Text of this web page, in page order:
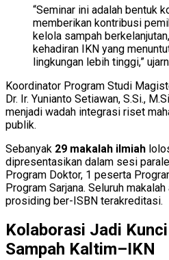
“Seminar ini adalah bentuk
memberikan kontribusi
kelola sampah
kehadiran IKN yang
lingkungan lebih tinggi,”
Koordinator Program Studi
Dr. Ir. Yunianto Setiawan, S.Si.,
menjadi wadah integrasi riset
publik.
Sebanyak 29 makalah ilmiah
dipresentasikan dalam sesi
Program Doktor, 1 peserta
Program Sarjana. Seluruh
prosiding ber-ISBN terakreditasi.
Kolaborasi Jadi
Sampah Kaltim–IKN